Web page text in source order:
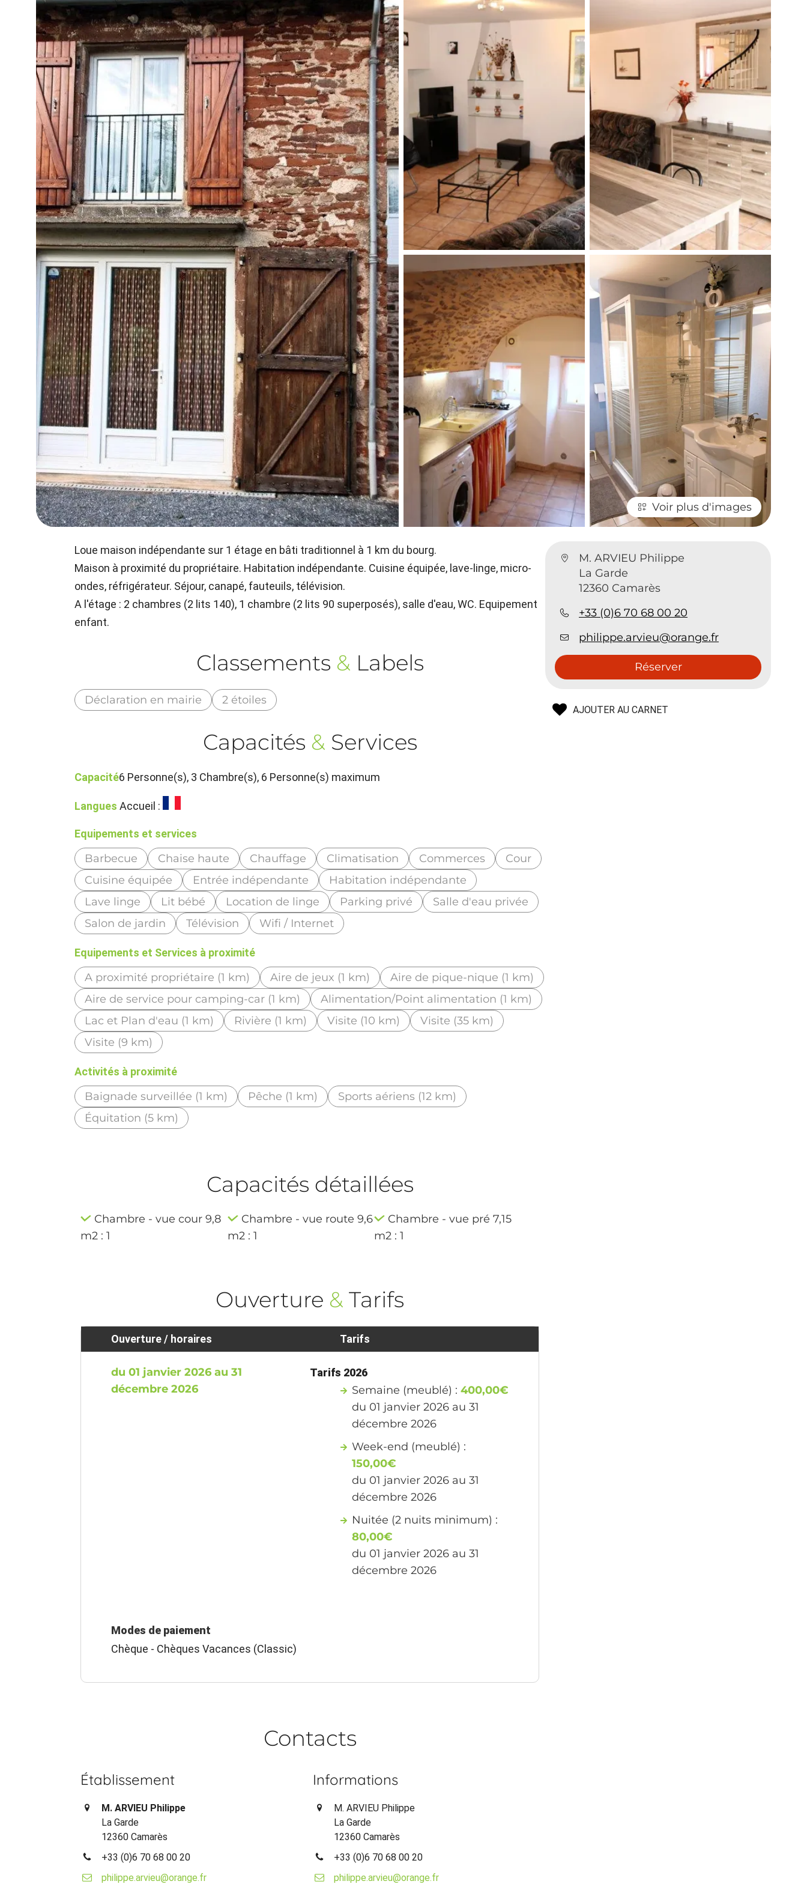
Voir plus d'images
M. ARVIEU Philippe
La Garde
12360 Camarès
+33 (0)6 70 68 00 20
philippe.arvieu@orange.fr
Réserver
AJOUTER AU CARNET
Loue maison indépendante sur 1 étage en bâti traditionnel à 1 km du bourg.
Maison à proximité du propriétaire. Habitation indépendante. Cuisine équipée, lave-linge, micro-
ondes, réfrigérateur. Séjour, canapé, fauteuils, télévision.
A l'étage : 2 chambres (2 lits 140), 1 chambre (2 lits 90 superposés), salle d'eau, WC. Equipement
enfant.
Classements & Labels
Déclaration en mairie 2 étoiles
Capacités & Services
Capacité6 Personne(s), 3 Chambre(s), 6 Personne(s) maximum
Langues Accueil :
Equipements et services
Barbecue Chaise haute Chauffage Climatisation Commerces
Cour
Cuisine équipée
Entrée indépendante
Habitation indépendante
Lave linge
Lit bébé Location de linge Parking privé
Salle d'eau privée
Salon de jardin
Télévision Wifi / Internet
Equipements et Services à proximité
A proximité propriétaire (1 km) Aire de jeux (1 km)
Aire de pique-nique (1 km)
Aire de service pour camping-car (1 km)
Alimentation/Point alimentation (1 km)
Lac et Plan d'eau (1 km)
Rivière (1 km) Visite (10 km)
Visite (35 km)
Visite (9 km)
Activités à proximité
Baignade surveillée (1 km) Pêche (1 km)
Sports aériens (12 km)
Équitation (5 km)
Capacités détaillées
Chambre - vue cour 9,8
m2 : 1
Chambre - vue route 9,6
m2 : 1
Chambre - vue pré 7,15
m2 : 1
Ouverture & Tarifs
Ouverture / horaires
du 01 janvier 2026 au 31
décembre 2026
Tarifs
Tarifs 2026
Semaine (meublé) :400,00€
du 01 janvier 2026 au 31
décembre 2026
Week-end (meublé) :
150,00€
du 01 janvier 2026 au 31
décembre 2026
Nuitée (2 nuits minimum) :
80,00€
du 01 janvier 2026 au 31
décembre 2026
Modes de paiement
Chèque - Chèques Vacances (Classic)
Contacts
Établissement
M. ARVIEU Philippe
La Garde
12360 Camarès
+33 (0)6 70 68 00 20
philippe.arvieu@orange.fr
Informations
M. ARVIEU Philippe
La Garde
12360 Camarès
+33 (0)6 70 68 00 20
philippe.arvieu@orange.fr